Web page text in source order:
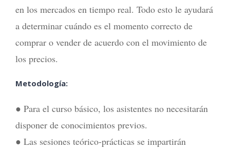
en los mercados en tiempo real. Todo esto le ayudará
a determinar cuándo es el momento correcto de
comprar o vender de acuerdo con el movimiento de
los precios.
Metodología:
● Para el curso básico, los asistentes no necesitarán
disponer de conocimientos previos.
● Las sesiones teórico-prácticas se impartirán